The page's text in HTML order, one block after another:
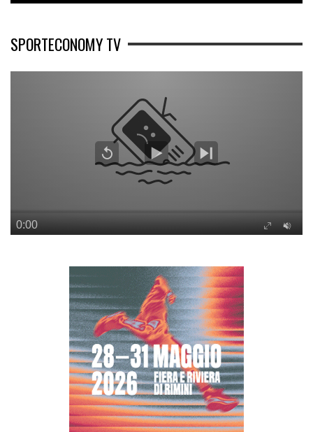
SPORTECONOMY TV